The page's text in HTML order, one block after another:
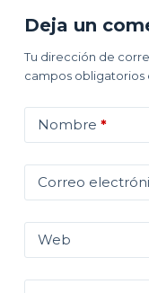
Deja un
Tu dirección de
campos obligatorios
Nombre *
Correo
Web